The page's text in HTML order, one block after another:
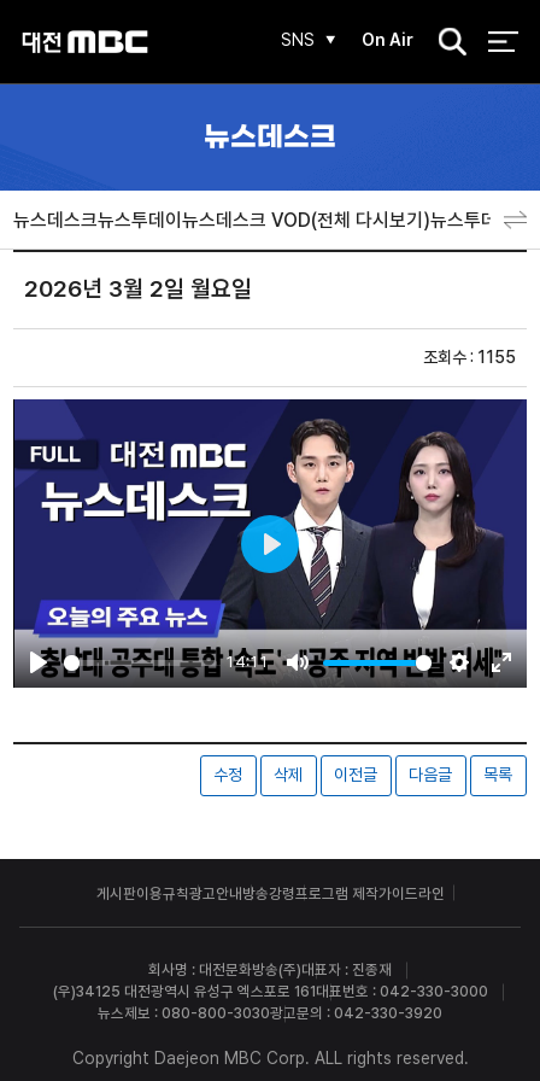
SNS On Air
검
뉴스데스크
뉴스데스크뉴스투데이뉴스데스크 VOD(전체 다시보기)뉴스투데이
2026년 3월 2일 월요일
조회수 : 1155
Play
14:11
Mute Settings
Play
수정 삭제 이전글 다음글 목록
게시판이용규칙광고안내방송강령 프로그램 제작가이드라인
회사명 : 대전문화방송(주)대표자 : 진종재
(우)34125 대전광역시 유성구 엑스포로 161대표번호 : 042-330-3000
뉴스제보 : 080-800-3030광고문의 : 042-330-3920
Copyright Daejeon MBC Corp. ALL rights reserved.